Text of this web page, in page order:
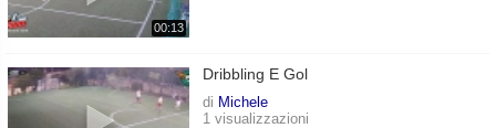
00:13
Dribbling E Gol
di Michele
1 visualizzazioni